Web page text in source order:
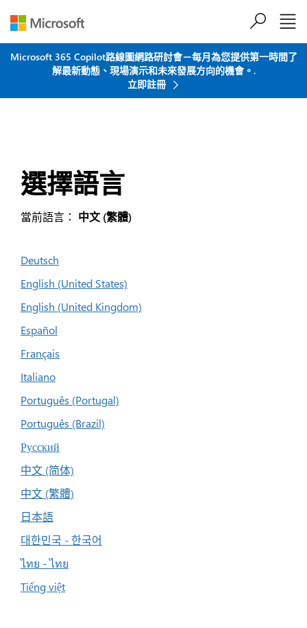
Microsoft 365 Copilot路線圖網路研討會－每月為您提供第一時間了
解最新動態、現場演示和未來發展方向的機會。.
立即註冊
選擇語言
當前語言： 中文 (繁體)
Deutsch
English (United States)
English (United Kingdom)
Español
Français
Italiano
Português (Portugal)
Português (Brazil)
Русский
中文 (简体)
中文 (繁體)
日本語
대한민국 - 한국어
ไทย - ไทย
Tiếng việt